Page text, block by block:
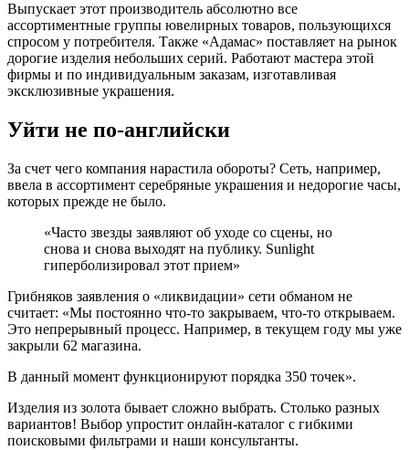
Выпускает этот производитель абсолютно все
ассортиментные группы ювелирных товаров, пользующихся
спросом у потребителя. Также «Адамас» поставляет на рынок
дорогие изделия небольших серий. Работают мастера этой
фирмы и по индивидуальным заказам, изготавливая
эксклюзивные украшения.
Уйти не по-английски
За счет чего компания нарастила обороты? Сеть, например,
ввела в ассортимент серебряные украшения и недорогие часы,
которых прежде не было.
«Часто звезды заявляют об уходе со сцены, но
снова и снова выходят на публику. Sunlight
гиперболизировал этот прием»
Грибняков заявления о «ликвидации» сети обманом не
считает: «Мы постоянно что-то закрываем, что-то открываем.
Это непрерывный процесс. Например, в текущем году мы уже
закрыли 62 магазина.
В данный момент функционируют порядка 350 точек».
Изделия из золота бывает сложно выбрать. Столько разных
вариантов! Выбор упростит онлайн-каталог с гибкими
поисковыми фильтрами и наши консультанты.